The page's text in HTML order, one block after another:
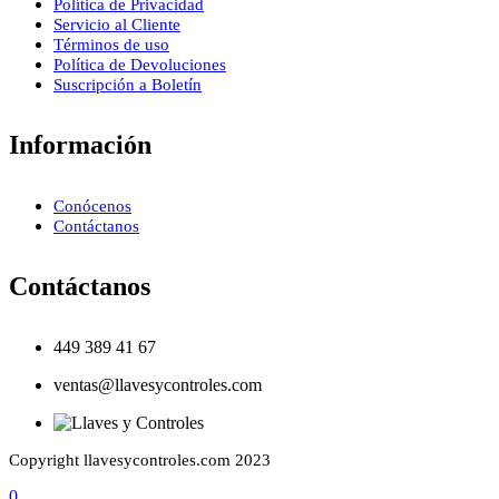
Política de Privacidad
Servicio al Cliente
Términos de uso
Política de Devoluciones
Suscripción a Boletín
Información
Conócenos
Contáctanos
Contáctanos
449 389 41 67
ventas@llavesycontroles.com
Copyright llavesycontroles.com 2023